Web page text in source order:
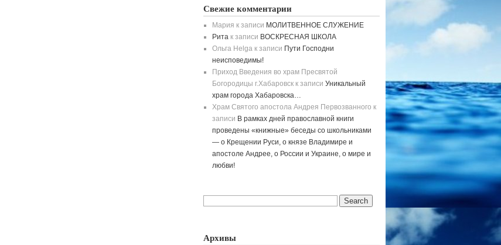
Свежие комментарии
Мария к записи МОЛИТВЕННОЕ СЛУЖЕНИЕ
Рита к записи ВОСКРЕСНАЯ ШКОЛА
Ольга Helga к записи Пути Господни
неисповедимы!
Приход Введения во храм Пресвятой
Богородицы г.Хабаровск к записи Уникальный
храм города Хабаровска…
Храм Святого апостола Андрея Первозванного к
записи В рамках дней православной книги
проведены «книжные» беседы со школьниками
— о Крещении Руси, о князе Владимире и
апостоле Андрее, о России и Украине, о мире и
любви!
Архивы